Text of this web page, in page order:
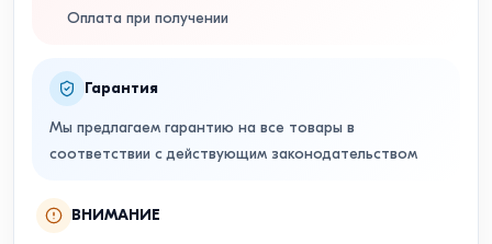
Оплата при получении
Гарантия
Мы предлагаем гарантию на все товары в
соответствии с действующим законодательством
ВНИМАНИЕ